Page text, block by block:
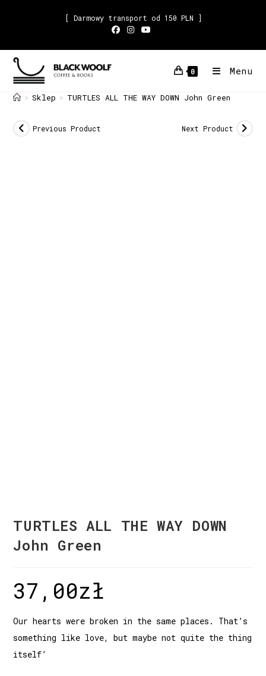
[ Darmowy transport od 150 PLN ]
0 Menu
> Sklep > TURTLES ALL THE WAY DOWN John Green
Previous Product Next Product
TURTLES ALL THE WAY DOWN
John Green
37,00zł
Our hearts were broken in the same places. That’s
something like love, but maybe not quite the thing
itself’